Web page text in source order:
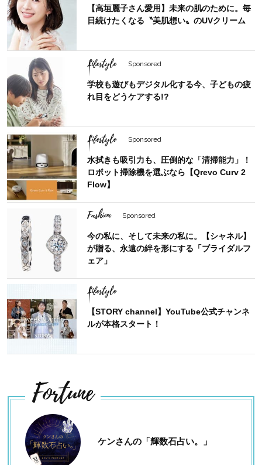
【高垣麗子さん愛用】未来の肌のために。毎
日続けたくなる〝美肌想い〟のUVクリーム
Lifestyle Sponsored
学校も遊びもデジタル化する今、子どもの疲
れ目をどうケアする!?
Lifestyle Sponsored
水拭きも吸引力も、圧倒的な「清掃能力」！
ロボット掃除機を選ぶなら【Qrevo Curv 2
Flow】
Fashion Sponsored
今の私に、そして未来の私に。【シャネル】
が贈る、永遠の絆を形にする「ブライダルフ
ェア」
Lifestyle
【STORY channel】YouTube公式チャンネ
ルが本格スタート！
Fortune
ケンさんの「輝数石占い。」